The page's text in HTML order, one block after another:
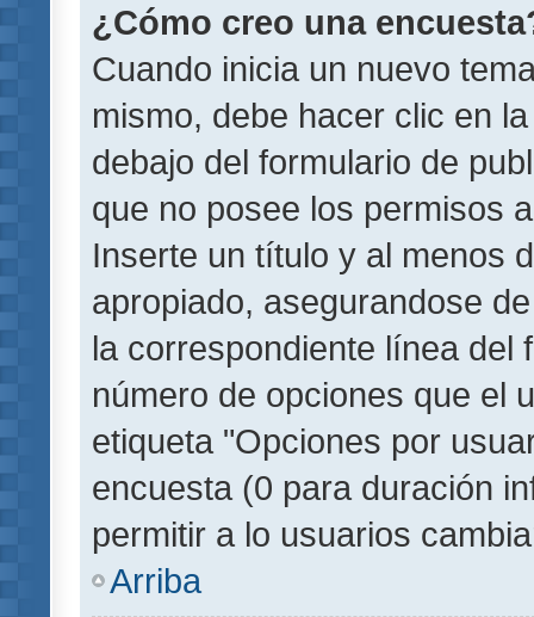
¿Cómo creo una
Cuando inicia un nuevo
mismo, debe hacer clic en
debajo del formulario de
que no posee los permisos
Inserte un título y al menos
apropiado, asegurandose
la correspondiente línea del
número de opciones que el
etiqueta "Opciones por
encuesta (0 para duración
permitir a lo usuarios
Arriba